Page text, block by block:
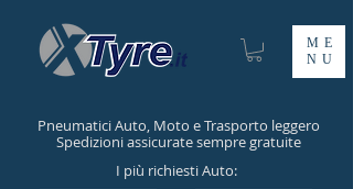
ME
NU
Pneumatici Auto, Moto e Trasporto leggero
Spedizioni assicurate sempre gratuite
I più richiesti Auto: